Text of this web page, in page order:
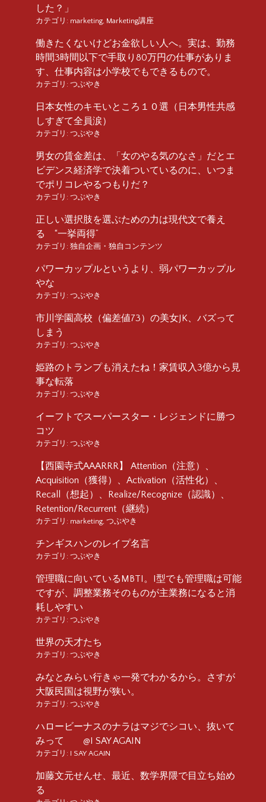
した？」
カテゴリ: marketing, Marketing講座
働きたくないけどお金欲しい人へ。実は、勤務
時間3時間以下で手取り80万円の仕事がありま
す、仕事内容は小学校でもできるもので。
カテゴリ: つぶやき
日本女性のキモいところ１０選（日本男性共感
しすぎて全員涙）
カテゴリ: つぶやき
男女の賃金差は、「女のやる気のなさ」だとエ
ビデンス経済学で決着ついているのに、いつま
でポリコレやるつもりだ？
カテゴリ: つぶやき
正しい選択肢を選ぶための力は現代文で養え
る “一挙両得”
カテゴリ: 独自企画・独自コンテンツ
パワーカップルというより、弱パワーカップル
やな
カテゴリ: つぶやき
市川学園高校（偏差値73）の美女JK、バズって
しまう
カテゴリ: つぶやき
姫路のトランプも消えたね！家賃収入3億から見
事な転落
カテゴリ: つぶやき
イーフトでスーパースター・レジェンドに勝つ
コツ
カテゴリ: つぶやき
【西園寺式AAARRR】 Attention（注意）、
Acquisition（獲得）、Activation（活性化）、
Recall（想起）、Realize/Recognize（認識）、
Retention/Recurrent（継続）
カテゴリ: marketing, つぶやき
チンギスハンのレイプ名言
カテゴリ: つぶやき
管理職に向いているMBTI。I型でも管理職は可能
ですが、調整業務そのものが主業務になると消
耗しやすい
カテゴリ: つぶやき
世界の天才たち
カテゴリ: つぶやき
みなとみらい行きゃ一発でわかるから。さすが
大阪民国は視野が狭い。
カテゴリ: つぶやき
ハロービーナスのナラはマジでシコい、抜いて
みって @I SAY AGAIN
カテゴリ: I SAY AGAIN
加藤文元せんせ、最近、数学界隈で目立ち始め
る